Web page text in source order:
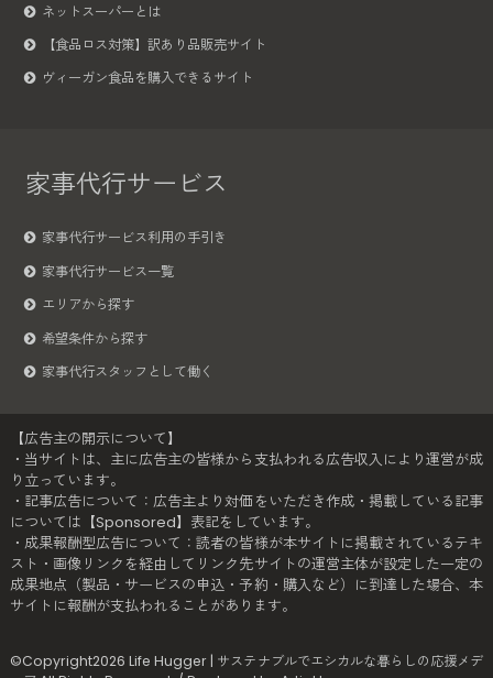
ネットスーパーとは
【食品ロス対策】訳あり品販売サイト
ヴィーガン食品を購入できるサイト
家事代行サービス
家事代行サービス利用の手引き
家事代行サービス一覧
エリアから探す
希望条件から探す
家事代行スタッフとして働く
【広告主の開示について】
・当サイトは、主に広告主の皆様から支払われる広告収入により運営が成
り立っています。
・記事広告について：広告主より対価をいただき作成・掲載している記事
については【Sponsored】表記をしています。
・成果報酬型広告について：読者の皆様が本サイトに掲載されているテキ
スト・画像リンクを経由してリンク先サイトの運営主体が設定した一定の
成果地点（製品・サービスの申込・予約・購入など）に到達した場合、本
サイトに報酬が支払われることがあります。
©Copyright2026Life Hugger | サステナブルでエシカルな暮らしの応援メデ